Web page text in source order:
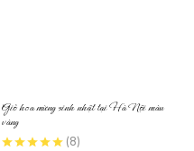
Giỏ hoa mừng sinh nhật tại Hà Nội màu
vàng
(8)